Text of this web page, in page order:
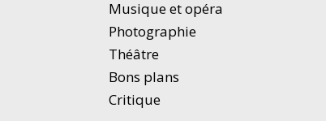
Musique et opéra
Photographie
Théâtre
Bons plans
Critique